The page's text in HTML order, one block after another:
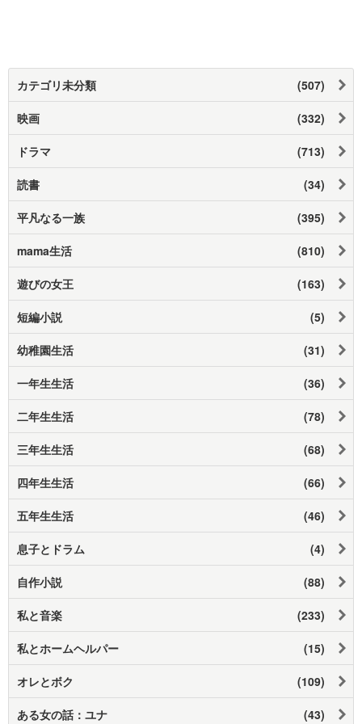
カテゴリ未分類 (507)
映画 (332)
ドラマ (713)
読書 (34)
平凡なる一族 (395)
mama生活 (810)
遊びの女王 (163)
短編小説 (5)
幼稚園生活 (31)
一年生生活 (36)
二年生生活 (78)
三年生生活 (68)
四年生生活 (66)
五年生生活 (46)
息子とドラム (4)
自作小説 (88)
私と音楽 (233)
私とホームヘルパー (15)
オレとボク (109)
ある女の話：ユナ (43)